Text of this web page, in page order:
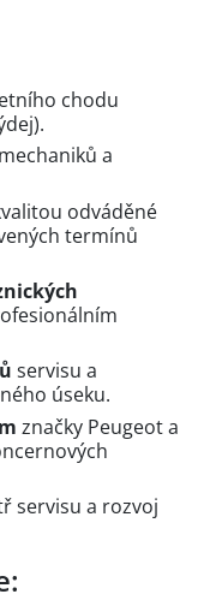
chodu
mechaniků a
odváděné
termínů
servisu a
úseku.
značky Peugeot a
servisu a rozvoj